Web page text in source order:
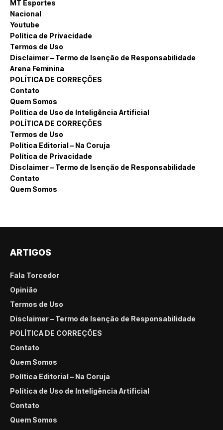
MT Esportes
Nacional
Youtube
Política de Privacidade
Termos de Uso
Disclaimer – Termo de Isenção de Responsabilidade
Arena Feminina
POLÍTICA DE CORREÇÕES
Contato
Quem Somos
Política de Uso de Inteligência Artificial
POLÍTICA DE CORREÇÕES
Termos de Uso
Política Editorial – Na Coruja
Política de Privacidade
Disclaimer – Termo de Isenção de Responsabilidade
Contato
Quem Somos
ARTIGOS
Fala Torcedor
Opinião
Termos de Uso
Disclaimer – Termo de Isenção de Responsabilidade
POLÍTICA DE CORREÇÕES
Contato
Quem Somos
Política Editorial – Na Coruja
Política de Uso de Inteligência Artificial
Contato
Quem Somos